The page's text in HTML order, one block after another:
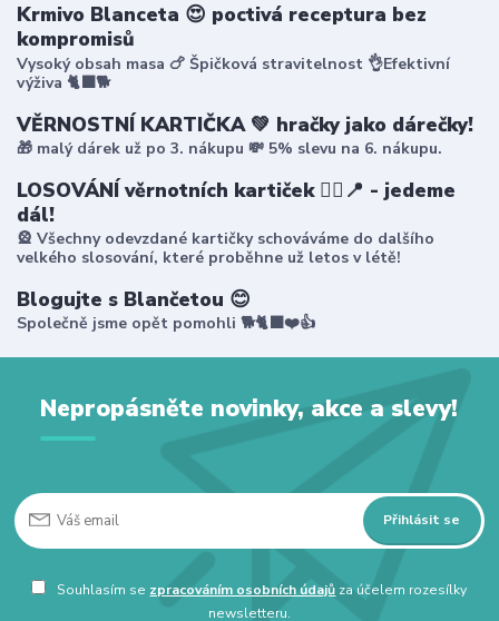
Krmivo Blanceta 😍 poctivá receptura bez
kompromisů
Vysoký obsah masa 🍗 Špičková stravitelnost 👌Efektivní
výživa 🐈‍⬛🐕
VĚRNOSTNÍ KARTIČKA 💚 hračky jako dárečky!
🎁 malý dárek už po 3. nákupu 💸 5% slevu na 6. nákupu.
LOSOVÁNÍ věrnotních kartiček 🤸‍♀️📍 - jedeme
dál!
🎡 Všechny odevzdané kartičky schováváme do dalšího
velkého slosování, které proběhne už letos v létě!
Blogujte s Blančetou 😊
Společně jsme opět pomohli 🐕🐈‍⬛❤️👍
Nepropásněte novinky, akce a slevy!
Přihlásit se
Souhlasím se zpracováním osobních údajů za účelem rozesílky
newsletteru.